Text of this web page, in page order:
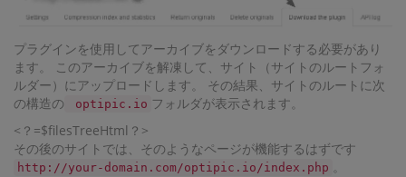
プラグインを使用してアーカイブをダウンロードする必要があり
ます。 このアーカイブを解凍して、サイト（サイトのルートフォ
ルダー）にアップロードします。 その結果、サイトのルートに次
の構造の
optipic.io フォルダが表示されます。
<？=$filesTreeHtml？>
その後のサイトでは、そのようなページが機能するはずです
http://your-domain.com/optipic.io/index.php 。